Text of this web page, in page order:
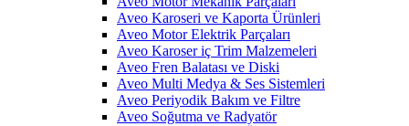
Aveo Karoseri ve Kaporta Ürünleri
Aveo Motor Elektrik Parçaları
Aveo Karoser iç Trim Malzemeleri
Aveo Fren Balatası ve Diski
Aveo Multi Medya & Ses Sistemleri
Aveo Periyodik Bakım ve Filtre
Aveo Soğutma ve Radyatör